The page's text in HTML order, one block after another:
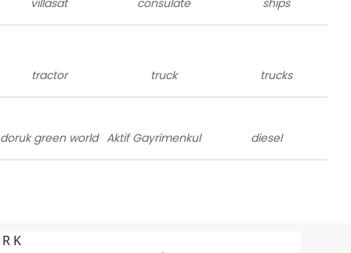
tractor truck trucks
doruk green world Aktif Gayrimenkul diesel